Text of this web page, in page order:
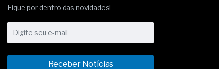
Fique por dentro das novidades!
Receber Notícias